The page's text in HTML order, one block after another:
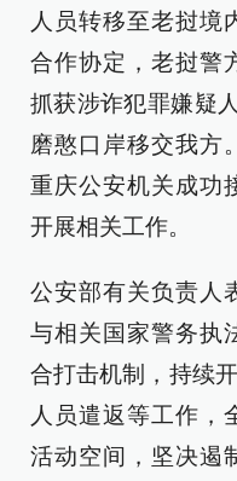
人员转移至老挝境
合作协定，老挝警
抓获涉诈犯罪嫌疑
磨憨口岸移交我方
重庆公安机关成功
开展相关工作。
公安部有关负责人
与相关国家警务执
合打击机制，持续
人员遣返等工作，
活动空间，坚决遏